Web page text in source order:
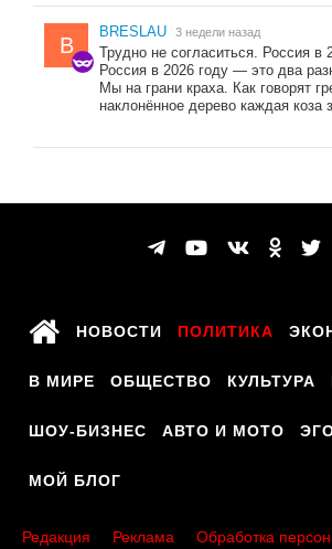
B
BRESLAU 3 недели назад
Трудно не согласиться. Россия в
Россия в 2026 году — это два
Мы на грани краха. Как говорят
наклонённое дерево каждая коза
НОВОСТИ ПОЛИТИКА
В МИРЕ ОБЩЕСТВО КУЛЬТУРА
ШОУ-БИЗНЕС АВТО И МОТО
МОЙ БЛОГ
Редакция Реклама
Обработка